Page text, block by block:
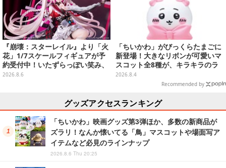
『崩壊：スターレイル』より「火
花」1/7スケールフィギュアが予
約受付中！いたずらっぽい笑み、
シルクハット型のステージが華や
2026.8.6
「ちいかわ」がびっくらたまごに
新登場！大きなリボンが可愛いマ
スコット全8種が、キラキラのラ
メ入り入浴剤から飛び出す
2026.8.4
Recommended by
グッズアクセスランキング
「ちいかわ」映画グッズ第3弾ほか、多数の新商品が
ズラリ！なんか懐いてる「鳥」マスコットや場面写ア
イテムなど必見のラインナップ
2026.8.6 Thu 20:25